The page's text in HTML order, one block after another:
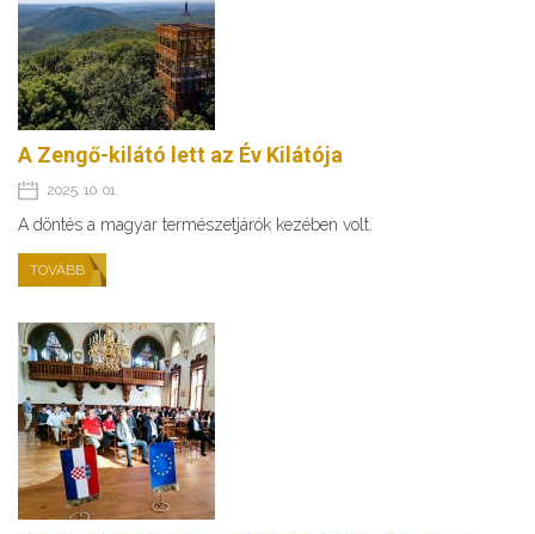
A Zengő-kilátó lett az Év Kilátója
2025. 10. 01.
A döntés a magyar természetjárók kezében volt.
TOVÁBB